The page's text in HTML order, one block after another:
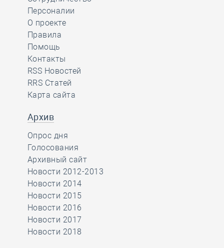
Персоналии
О проекте
Правила
Помощь
Контакты
RSS Новостей
RRS Статей
Карта сайта
Архив
Опрос дня
Голосования
Архивный сайт
Новости 2012-2013
Новости 2014
Новости 2015
Новости 2016
Новости 2017
Новости 2018